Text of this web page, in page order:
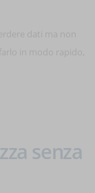
senza